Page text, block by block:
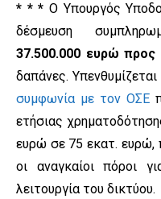
* * * Ο Υπουργός
δέσμευση
37.500.000 ευρώ
δαπάνες.
συμφωνία με τον ΟΣΕ
ετήσιας
ευρώ σε 75 εκατ. ευρώ,
οι αναγκαίοι πόροι
λειτουργία του δικτύου.